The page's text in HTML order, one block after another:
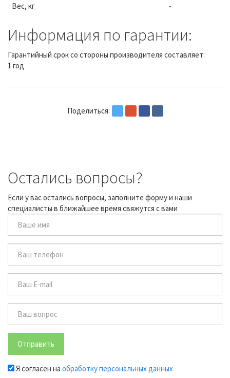
Вес, кг
-
Информация по гарантии:
Гарантийный срок со стороны производителя составляет:
1 год
Поделиться:
Остались вопросы?
Если у вас остались вопросы, заполните форму и наши
специалисты в ближайшее время свяжутся с вами
Отправить
Я согласен на обработку персональных данных